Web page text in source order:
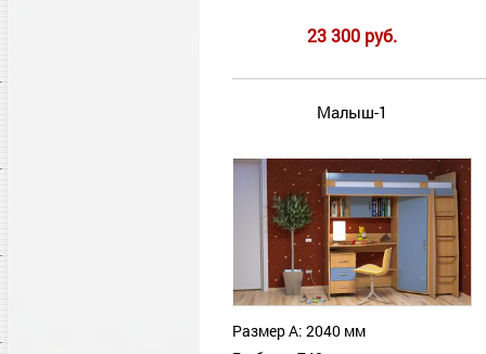
23 300 руб.
Малыш-1
Размер А: 2040 мм